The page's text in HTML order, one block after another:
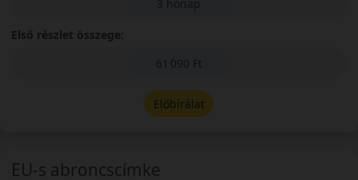
3 hónap
Első részlet összege:
61 090 Ft
Előbírálat
EU-s abroncscímke